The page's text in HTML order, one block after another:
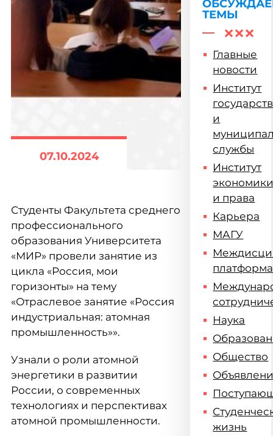
07.10.2024
Студенты Факультета среднего
профессионального
образования Университета
«МИР» провели занятие из
цикла «Россия, мои
горизонты» на тему
«Отраслевое занятие «Россия
индустриальная: атомная
промышленность»».
Узнали о роли атомной
энергетики в развитии
России, о современных
технологиях и перспективах
атомной промышленности.
ТЕМЫ
Главные
новости
Институт
и
службы
Институт
и права
Карьера
МАГУ
платформа
Наука
Общество
жизнь